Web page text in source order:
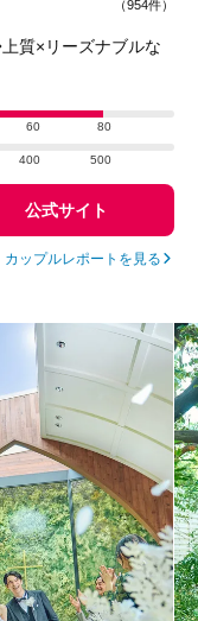
（954件）
質×リーズナブルな
60 80
400 500
公式サイト
カップルレポートを見る